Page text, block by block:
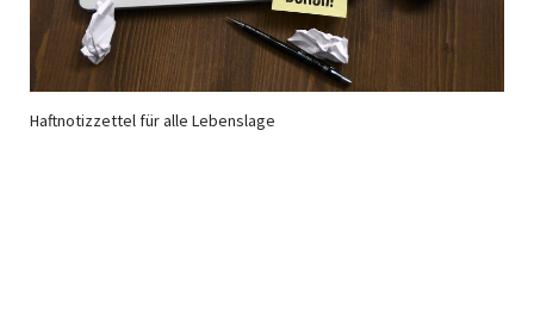
Haftnotizzettel für alle Lebenslage